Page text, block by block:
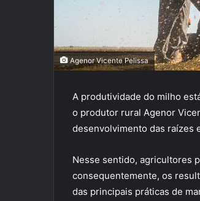
Agenor Vicente Pelissa
A produtividade do milho
o produtor rural Agenor
desenvolvimento das raízes
Nesse sentido, agricultores
consequentemente, os
das principais práticas de